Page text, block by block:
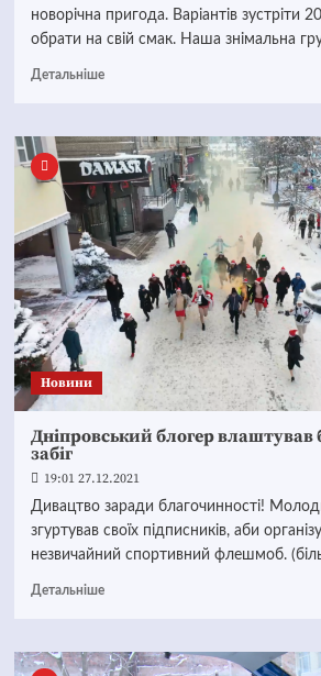
новорічна пригода. Варіантів зустріти
обрати на свій смак. Наша знімальна
Детальніше
Новини
Дніпровський блогер влаштував
забіг
19:01 27.12.2021
Дивацтво заради благочинності!
згуртував своїх підписників, аби
незвичайний спортивний флешмоб.
Детальніше